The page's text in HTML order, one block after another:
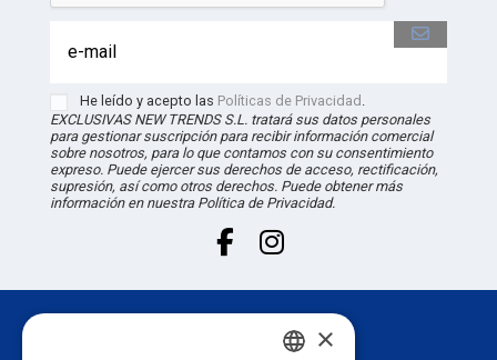
He leído y acepto las Políticas de Privacidad
EXCLUSIVAS NEW TRENDS S.L. tratará sus datos personales
para gestionar suscripción para recibir información comercial
sobre nosotros, para lo que contamos con su consentimiento
expreso. Puede ejercer sus derechos de acceso, rectificación,
supresión, así como otros derechos. Puede obtener más
información en nuestra Política de Privacidad.
×